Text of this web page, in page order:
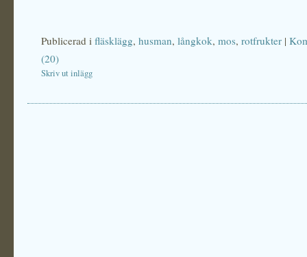
Publicerad i fläsklägg, husman, långkok, mos, rotfrukter |
(20)
Skriv ut inlägg